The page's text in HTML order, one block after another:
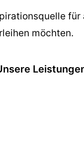
möchten.